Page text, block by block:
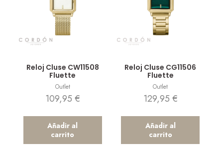
Reloj Cluse CW11508
Fluette
Outlet
109,95 €
Añadir al
carrito
Reloj Cluse CG11506
Fluette
Outlet
129,95 €
Añadir al
carrito